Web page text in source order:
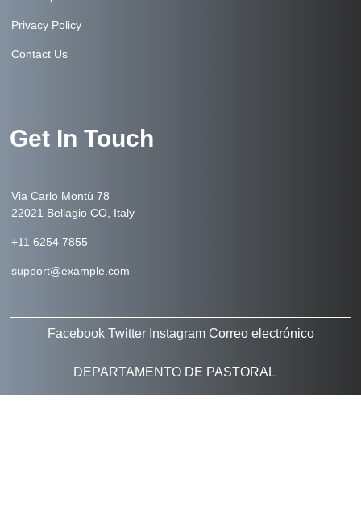
Privacy Policy
Contact Us
Get In Touch
Via Carlo Montù 78
22021 Bellagio CO, Italy
+11 6254 7855
support@example.com
Facebook Twitter Instagram Correo electrónico
DEPARTAMENTO DE PASTORAL